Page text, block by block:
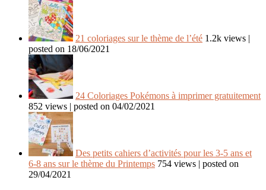
21 coloriages sur le thème de l’été 1.2k views |
posted on 18/06/2021
24 Coloriages Pokémons à imprimer gratuitement
852 views | posted on 04/02/2021
Des petits cahiers d’activités pour les 3-5 ans et
6-8 ans sur le thème du Printemps 754 views | posted on
29/04/2021